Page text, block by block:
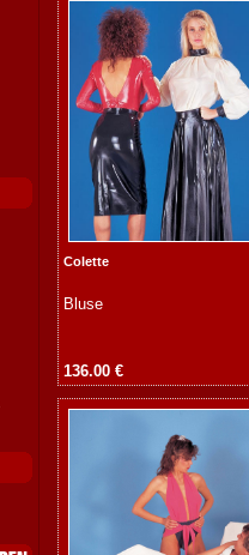
Colette
Bluse
136.00 €